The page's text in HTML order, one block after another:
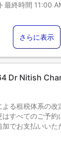
最終時間 11:00
さらに表示
Dr Nitish
よる租税体系の
はすべてのご予約
加でお支払いい